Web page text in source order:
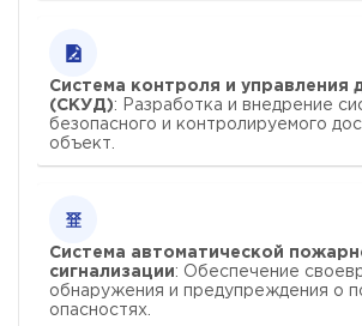
Система контроля и управления
(СКУД): Разработка и внедрение
безопасного и контролируемого
объект.
Система автоматической
сигнализации: Обеспечение
обнаружения и предупреждения о
опасностях.